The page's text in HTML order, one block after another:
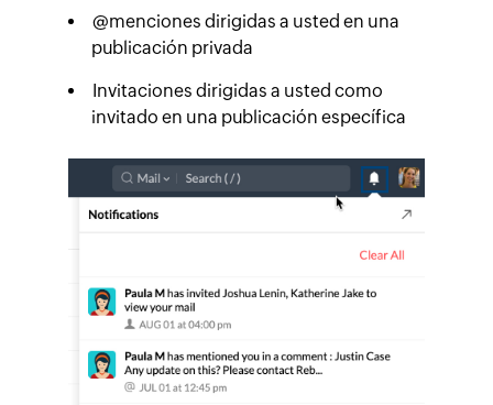
@menciones dirigidas a usted en una
publicación privada
Invitaciones dirigidas a usted como
invitado en una publicación específica